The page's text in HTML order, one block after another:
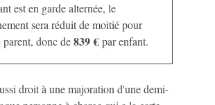
est en garde alternée, le
sera réduit de moitié pour
parent, donc de839 €par enfant.
droit à une majoration d'une demi-